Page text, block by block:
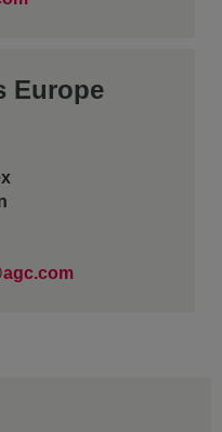
Europe